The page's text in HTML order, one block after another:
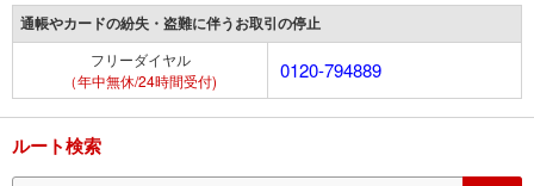
通帳やカードの紛失・盗難に伴うお取引の停止
フリーダイヤル
（年中無休/24時間受付)
0120-794889
ルート検索